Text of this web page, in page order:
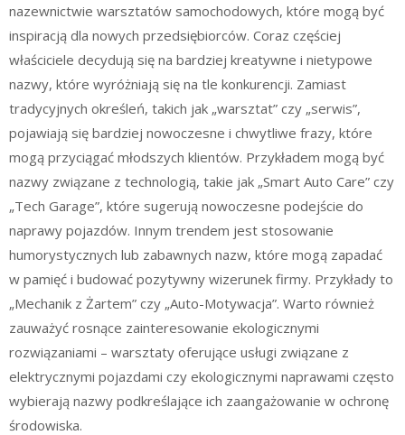
nazewnictwie warsztatów samochodowych, które mogą być
inspiracją dla nowych przedsiębiorców. Coraz częściej
właściciele decydują się na bardziej kreatywne i nietypowe
nazwy, które wyróżniają się na tle konkurencji. Zamiast
tradycyjnych określeń, takich jak „warsztat” czy „serwis”,
pojawiają się bardziej nowoczesne i chwytliwe frazy, które
mogą przyciągać młodszych klientów. Przykładem mogą być
nazwy związane z technologią, takie jak „Smart Auto Care” czy
„Tech Garage”, które sugerują nowoczesne podejście do
naprawy pojazdów. Innym trendem jest stosowanie
humorystycznych lub zabawnych nazw, które mogą zapadać
w pamięć i budować pozytywny wizerunek firmy. Przykłady to
„Mechanik z Żartem” czy „Auto-Motywacja”. Warto również
zauważyć rosnące zainteresowanie ekologicznymi
rozwiązaniami – warsztaty oferujące usługi związane z
elektrycznymi pojazdami czy ekologicznymi naprawami często
wybierają nazwy podkreślające ich zaangażowanie w ochronę
środowiska.